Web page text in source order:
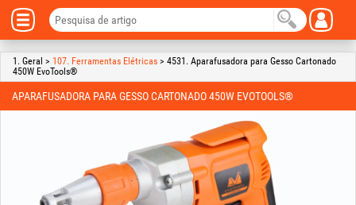
1. Geral > 107. Ferramentas Elétricas > 4531. Aparafusadora para Gesso Cartonado
450W EvoTools®
APARAFUSADORA PARA GESSO CARTONADO 450W EVOTOOLS®